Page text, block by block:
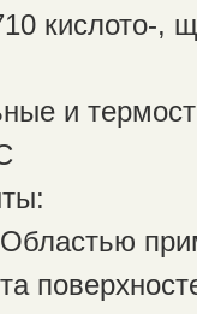
кислото-,
и